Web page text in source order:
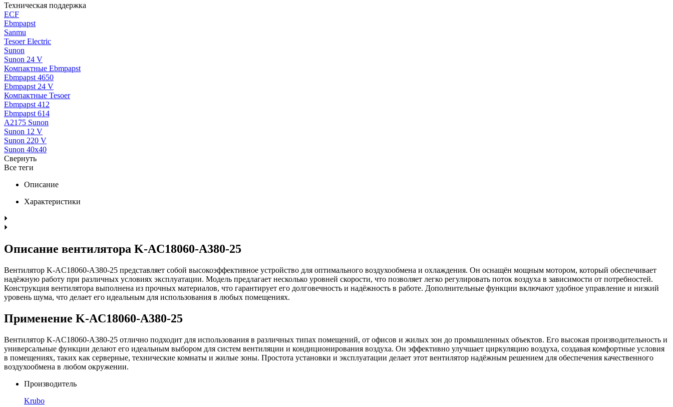
Техническая поддержка
ECF
Ebmpapst
Sanmu
Tesoer Electric
Sunon
Sunon 24 V
Компактные Ebmpapst
Ebmpapst 4650
Ebmpapst 24 V
Компактные Tesoer
Ebmpapst 412
Ebmpapst 614
A2175 Sunon
Sunon 12 V
Sunon 220 V
Sunon 40x40
Свернуть
Все теги
Описание
Характеристики
Описание вентилятора K-AC18060-A380-25
Вентилятор K-AC18060-A380-25 представляет собой высокоэффективное устройство для оптимального воздухообмена и охлаждения. Он оснащён мощным мотором, который обеспечивает
надёжную работу при различных условиях эксплуатации. Модель предлагает несколько уровней скорости, что позволяет легко регулировать поток воздуха в зависимости от потребностей.
Конструкция вентилятора выполнена из прочных материалов, что гарантирует его долговечность и надёжность в работе. Дополнительные функции включают удобное управление и низкий
уровень шума, что делает его идеальным для использования в любых помещениях.
Применение K-AC18060-A380-25
Вентилятор K-AC18060-A380-25 отлично подходит для использования в различных типах помещений, от офисов и жилых зон до промышленных объектов. Его высокая производительность и
универсальные функции делают его идеальным выбором для систем вентиляции и кондиционирования воздуха. Он эффективно улучшает циркуляцию воздуха, создавая комфортные условия
в помещениях, таких как серверные, технические комнаты и жилые зоны. Простота установки и эксплуатации делает этот вентилятор надёжным решением для обеспечения качественного
воздухообмена в любом окружении.
Производитель
Krubo